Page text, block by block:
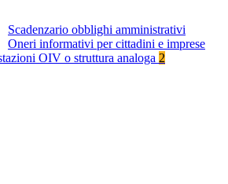
Scadenzario obblighi amministrativi
Oneri informativi per cittadini e imprese
OIV o struttura analoga 2